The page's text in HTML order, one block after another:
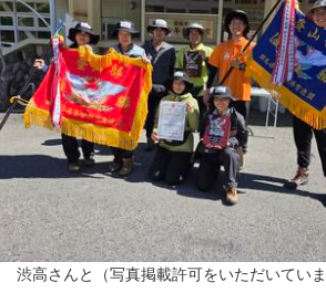
渋高さんと（写真掲載許可をいただいていま